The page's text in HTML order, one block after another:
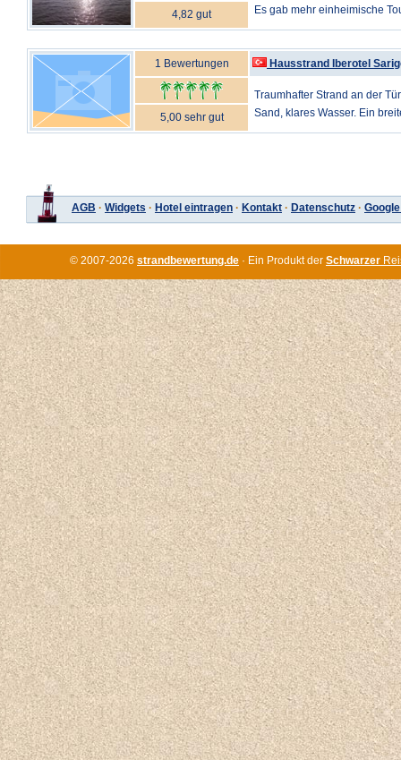
Es gab mehr einheimische
4,82 gut
1 Bewertungen Hausstrand Iberotel
Traumhafter Strand an der
Sand, klares Wasser. Ein
5,00 sehr gut
AGB · Widgets · Hotel eintragen · Kontakt · Datenschutz ·
© 2007-2026 strandbewertung.de · Ein Produkt der Schwarzer